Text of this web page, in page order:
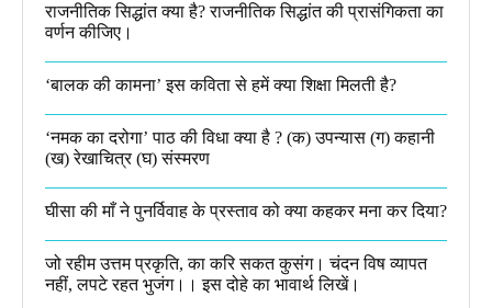
राजनीतिक सिद्धांत क्या है? राजनीतिक सिद्धांत की प्रासंगिकता का
वर्णन कीजिए।
‘बालक की कामना’ इस कविता से हमें क्या शिक्षा मिलती है?
‘नमक का दरोगा’ पाठ की विधा क्या है ? (क) उपन्यास (ग) कहानी
(ख) रेखाचित्र (घ) संस्मरण​
घीसा की माँ ने पुनर्विवाह के प्रस्ताव को क्या कहकर मना कर दिया?
जो रहीम उत्तम प्रकृति, का करि सकत कुसंग। चंदन विष व्यापत
नहीं, लपटे रहत भुजंग।। इस दोहे का भावार्थ लिखें।